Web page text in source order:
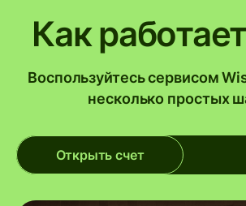
Как
Воспользуйтесь сервисом
несколько простых
Открыть счет